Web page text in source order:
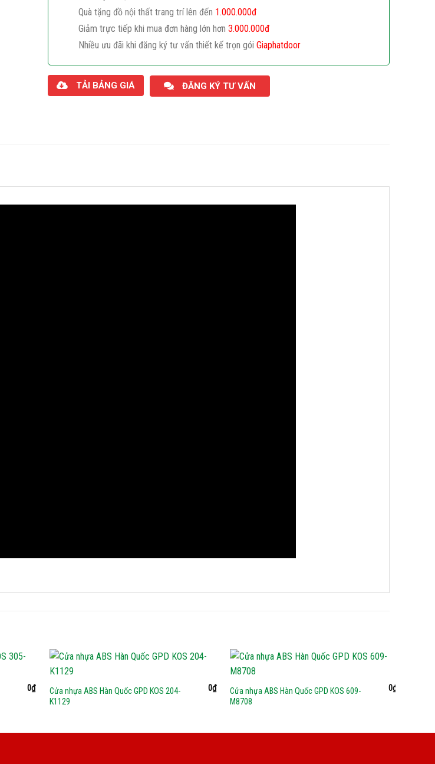
Quà tặng đồ nội thất trang trí lên đến 1.000.000đ
Giảm trực tiếp khi mua đơn hàng lớn hơn 3.000.000đ
Nhiều ưu đãi khi đăng ký tư vấn thiết kế trọn gói Giaphatdoor
TẢI BẢNG GIÁ ĐĂNG KÝ TƯ VẤN
0₫
Cửa nhựa ABS Hàn Quốc GPD KOS 204-
K1129
0₫
Cửa nhựa ABS Hàn Quốc GPD KOS 609-
M8708
0₫